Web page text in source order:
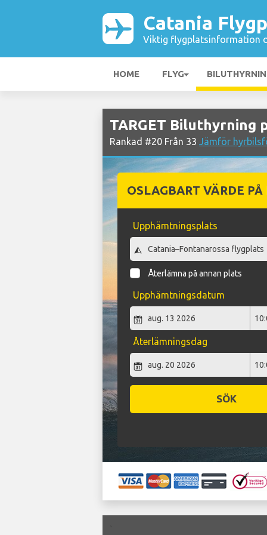
Catania
Viktig flygplatsinformation
HOME FLYG
TARGET Biluthyrning
Rankad #20 Från 33 Jämför
OSLAGBART VÄRDE
Upphämtningsplats
Återlämna på annan plats
Upphämtningsdatum
Återlämningsdag
SÖK